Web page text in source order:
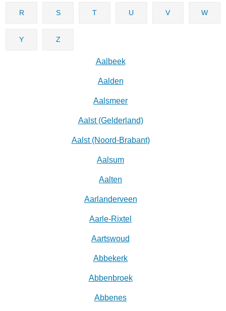
R S T U V W
Y Z
Aalbeek
Aalden
Aalsmeer
Aalst (Gelderland)
Aalst (Noord-Brabant)
Aalsum
Aalten
Aarlanderveen
Aarle-Rixtel
Aartswoud
Abbekerk
Abbenbroek
Abbenes